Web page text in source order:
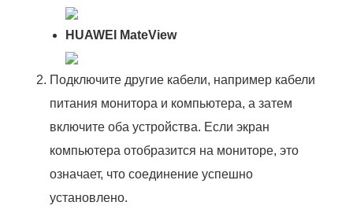
HUAWEI MateView
Подключите другие кабели, например кабели
питания монитора и компьютера, а затем
включите оба устройства. Если экран
компьютера отобразится на мониторе, это
означает, что соединение успешно
установлено.